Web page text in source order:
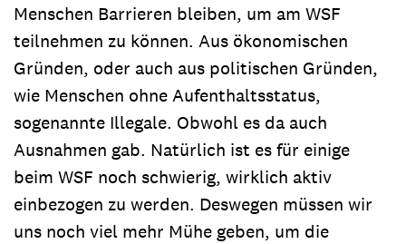
Menschen Barrieren bleiben, um am WSF
teilnehmen zu können. Aus ökonomischen
Gründen, oder auch aus politischen Gründen,
wie Menschen ohne Aufenthaltsstatus,
sogenannte Illegale. Obwohl es da auch
Ausnahmen gab. Natürlich ist es für einige
beim WSF noch schwierig, wirklich aktiv
einbezogen zu werden. Deswegen müssen wir
uns noch viel mehr Mühe geben, um die